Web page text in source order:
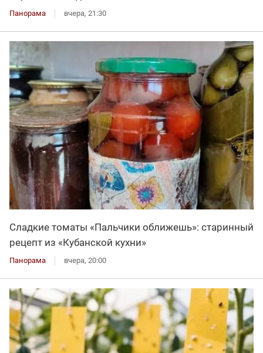
Панорама вчера, 21:30
Сладкие томаты «Пальчики оближешь»: старинный
рецепт из «Кубанской кухни»
Панорама вчера, 20:00